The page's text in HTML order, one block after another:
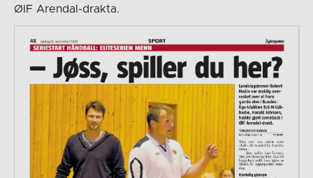
ØIF Arendal-drakta.